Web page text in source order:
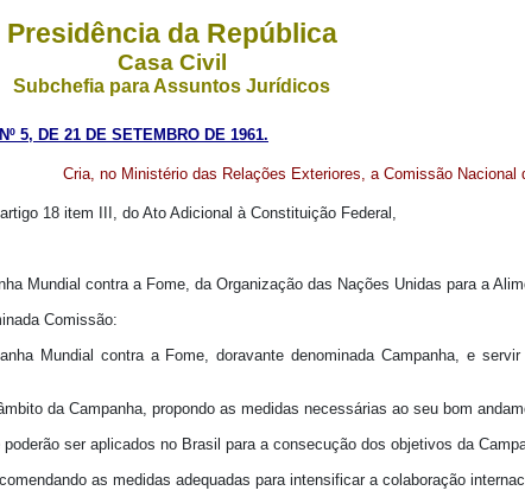
Presidência da República
Casa Civil
Subchefia para Assuntos Jurídicos
5, DE 21 DE SETEMBRO DE 1961.
Cria, no Ministério das Relações Exteriores, a Comissão Nacional
18 item III, do Ato Adicional à Constituição Federal,
Mundial contra a Fome, da Organização das Nações Unidas para a
Comissão:
Mundial contra a Fome, doravante denominada Campanha, e
da Campanha, propondo as medidas necessárias ao seu bom
ser aplicados no Brasil para a consecução dos objetivos da
as medidas adequadas para intensificar a colaboração